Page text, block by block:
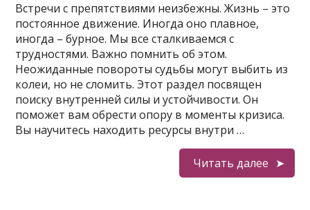
Встречи с препятствиями неизбежны. Жизнь – это
постоянное движение. Иногда оно плавное,
иногда – бурное. Мы все сталкиваемся с
трудностями. Важно помнить об этом.
Неожиданные повороты судьбы могут выбить из
колеи, но не сломить. Этот раздел посвящен
поиску внутренней силы и устойчивости. Он
поможет вам обрести опору в моменты кризиса.
Вы научитесь находить ресурсы внутри …
Читать далее